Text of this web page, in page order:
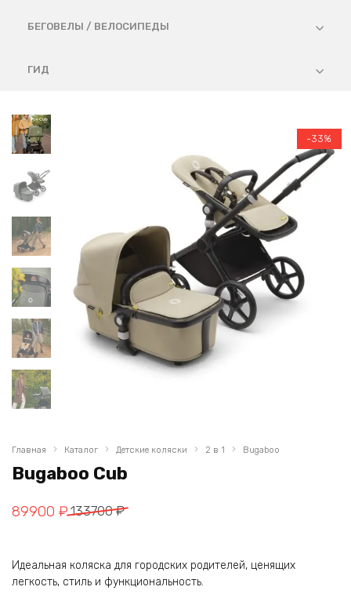
БЕГОВЕЛЫ / ВЕЛОСИПЕДЫ
ГИД
-33%
Главная Каталог Детские коляски 2 в 1 Bugaboo
Bugaboo Cub
133700₽
Первоначальная
133700 ₽.
89900 ₽
Текущая
Идеальная коляска для городских родителей, ценящих
легкость, стиль и функциональность.